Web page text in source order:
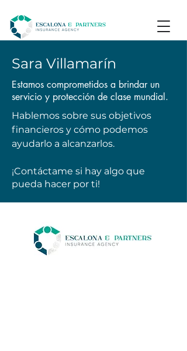
Sara Villamarín
Estamos comprometidos a brindar un
servicio y protección de clase mundial.
Hablemos sobre sus objetivos
financieros y cómo podemos
ayudarlo a alcanzarlos.
¡Contáctame si hay algo que
pueda hacer por ti!